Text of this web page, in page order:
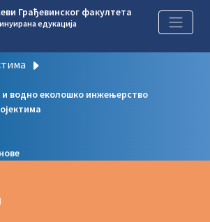
Грађевинског факултета
едукација
водно еколошко инжењерство